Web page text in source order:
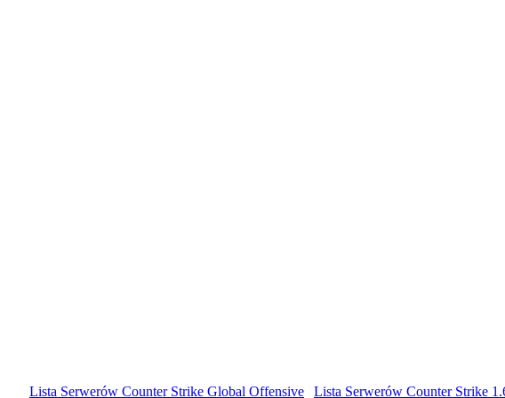
Lista Serwerów Counter Strike Global Offensive Lista Serwerów Counter Strike